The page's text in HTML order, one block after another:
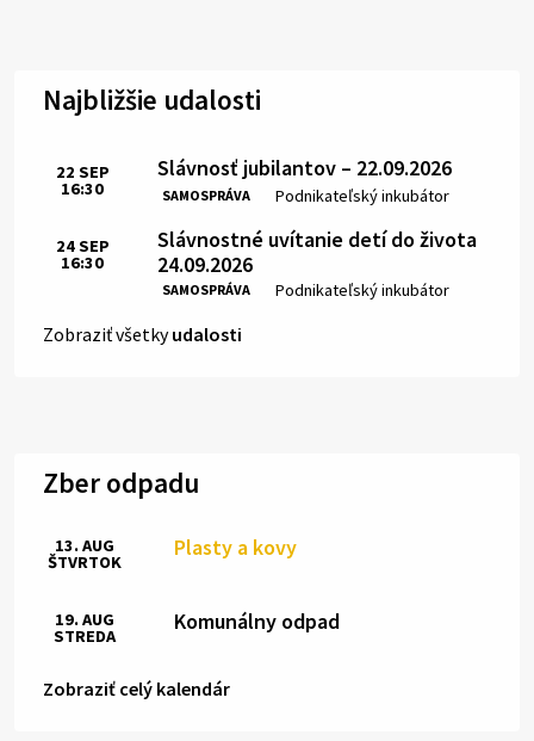
Najbližšie udalosti
Slávnosť jubilantov – 22.09.2026
SAMOSPRÁVA Miesto:
Podnikateľský inkubátor
Čas:
22 SEP
16:30
Slávnostné uvítanie detí do života
24.09.2026
SAMOSPRÁVA Miesto:
Podnikateľský inkubátor
Čas:
24SEP
16:30
Zobraziť všetkyudalosti
Zber odpadu
Plasty a kovy
13. AUG
ŠTVRTOK
Komunálny odpad
19. AUG
STREDA
Zobraziť celý kalendár